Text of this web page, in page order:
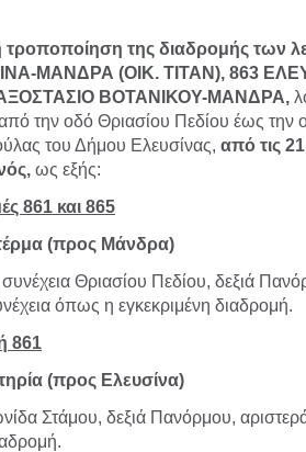
της διαδρομής των
ΜΑΝΔΡΑ (ΟΙΚ. ΤΙΤΑΝ), 863
ΒΟΤΑΝΙΚΟΥ-ΜΑΝΔΡΑ,
την οδό Θριασίου Πεδίου έως την
του Δήμου Ελευσίνας, από τις
ως εξής:
861 και 865
(προς Μάνδρα)
Θριασίου Πεδίου, δεξιά
όπως η εγκεκριμένη διαδρομή.
861
(προς Ελευσίνα)
Στάμου, δεξιά Πανόρμου,